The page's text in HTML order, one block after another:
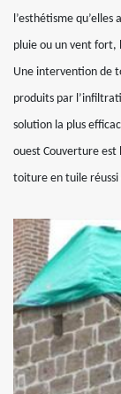
l’esthétisme
pluie ou un vent fort,
Une intervention de
produits par
solution la plus
ouest Couverture
toiture en tuile réussi